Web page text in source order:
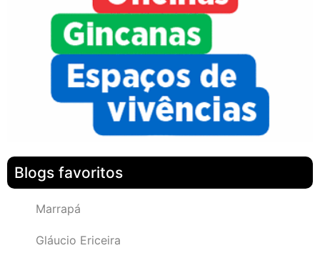
Blogs favoritos
Marrapá
Gláucio Ericeira